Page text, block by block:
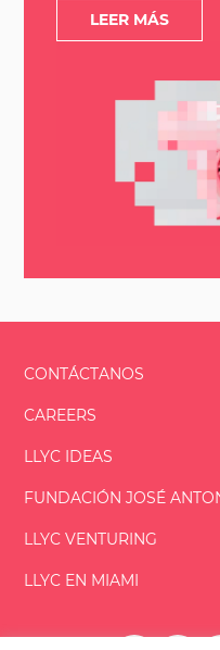
LEER MÁS
CONTÁCTANOS
CAREERS
LLYC IDEAS
FUNDACIÓNJOSÉ
LLYC VENTURING
LLYC EN MIAMI